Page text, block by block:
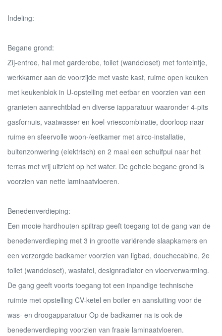
Indeling:
Begane grond:
Zij-entree, hal met garderobe, toilet (wandcloset) met fonteintje,
werkkamer aan de voorzijde met vaste kast, ruime open keuken
met keukenblok in U-opstelling met eetbar en voorzien van een
granieten aanrechtblad en diverse iapparatuur waaronder 4-pits
gasfornuis, vaatwasser en koel-vriescombinatie, doorloop naar
ruime en sfeervolle woon-/eetkamer met airco-installatie,
buitenzonwering (elektrisch) en 2 maal een schuifpui naar het
terras met vrij uitzicht op het water. De gehele begane grond is
voorzien van nette laminaatvloeren.
Benedenverdieping:
Een mooie hardhouten spiltrap geeft toegang tot de gang van de
benedenverdieping met 3 in grootte variërende slaapkamers en
een verzorgde badkamer voorzien van ligbad, douchecabine, 2e
toilet (wandcloset), wastafel, designradiator en vloerverwarming.
De gang geeft voorts toegang tot een inpandige technische
ruimte met opstelling CV-ketel en boiler en aansluiting voor de
was- en droogapparatuur Op de badkamer na is ook de
benedenverdieping voorzien van fraaie laminaatvloeren.